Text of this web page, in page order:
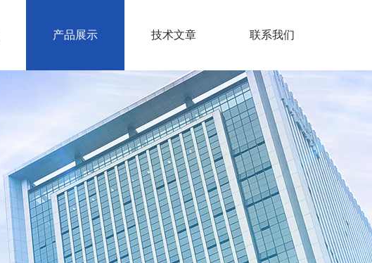
产品展示 技术文章 联系我们